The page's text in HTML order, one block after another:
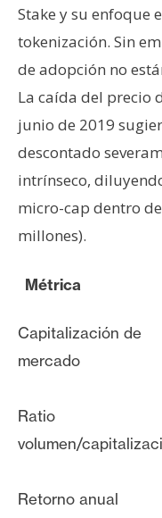
Stake y su enfoque
tokenización. Sin
de adopción no
La caída del precio
junio de 2019
descontado
intrínseco,
micro-cap dentro
millones).
Métrica
Capitalización de
mercado
Ratio
volumen/
Retorno anual